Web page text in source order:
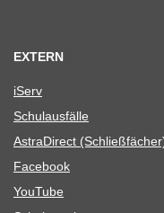
EXTERN
iServ
Schul­aus­fälle
Astra­Di­rect
Face­book
You­Tube